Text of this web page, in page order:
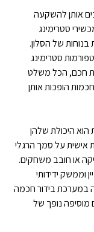
אותן להשקעה
סטרימינג
בנוחות של הסלון.
סטרימינג
חכם, הכל משלט
הופכות אותן
הוא היכולת שלהן
על סמך הרגלי
או חובב משחקים.
וממשק ידידותי
בידור חכמה
מוסיפה נופך של